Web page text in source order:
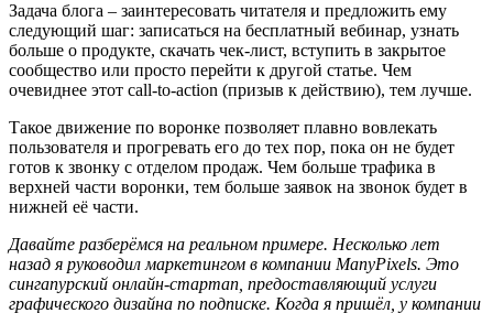
Задача блога – заинтересовать читателя и предложить ему
следующий шаг: записаться на бесплатный вебинар, узнать
больше о продукте, скачать чек-лист, вступить в закрытое
сообщество или просто перейти к другой статье. Чем
очевиднее этот call-to-action (призыв к действию), тем лучше.
Такое движение по воронке позволяет плавно вовлекать
пользователя и прогревать его до тех пор, пока он не будет
готов к звонку с отделом продаж. Чем больше трафика в
верхней части воронки, тем больше заявок на звонок будет в
нижней её части.
Давайте разберёмся на реальном примере. Несколько лет
назад я руководил маркетингом в компании ManyPixels. Это
сингапурский онлайн-стартап, предоставляющий услуги
графического дизайна по подписке. Когда я пришёл, у компании